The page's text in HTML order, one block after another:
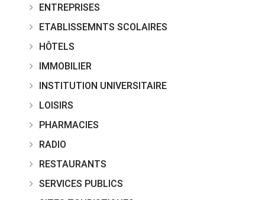
ENTREPRISES
ETABLISSEMNTS SCOLAIRES
HÔTELS
IMMOBILIER
INSTITUTION UNIVERSITAIRE
LOISIRS
PHARMACIES
RADIO
RESTAURANTS
SERVICES PUBLICS